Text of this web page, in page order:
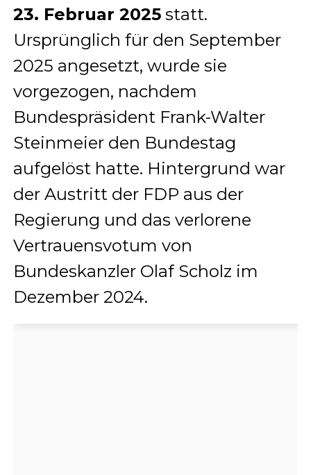
23. Februar 2025statt.
Ursprünglich für den September
2025 angesetzt, wurde sie
vorgezogen, nachdem
Bundespräsident Frank-Walter
Steinmeier den Bundestag
aufgelöst hatte. Hintergrund war
der Austritt der FDP aus der
Regierung und das verlorene
Vertrauensvotum von
Bundeskanzler Olaf Scholz im
Dezember 2024.